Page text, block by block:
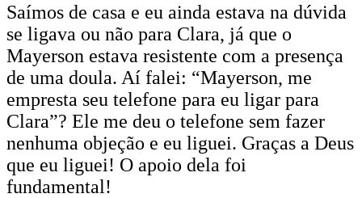
Saímos de casa e eu ainda estava na dúvida
se ligava ou não para Clara, já que o
Mayerson estava resistente com a presença
de uma doula. Aí falei: “Mayerson, me
empresta seu telefone para eu ligar para
Clara”? Ele me deu o telefone sem fazer
nenhuma objeção e eu liguei. Graças a Deus
que eu liguei! O apoio dela foi
fundamental!